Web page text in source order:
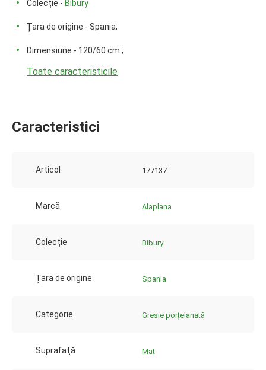
Colecție - Bibury
Țara de origine - Spania;
Dimensiune - 120/60 cm.;
Toate caracteristicile
Caracteristici
Articol 177137
Marcă Alaplana
Colecție Bibury
Țara de origine Spania
Categorie Gresie porțelanată
Suprafaţă Mat